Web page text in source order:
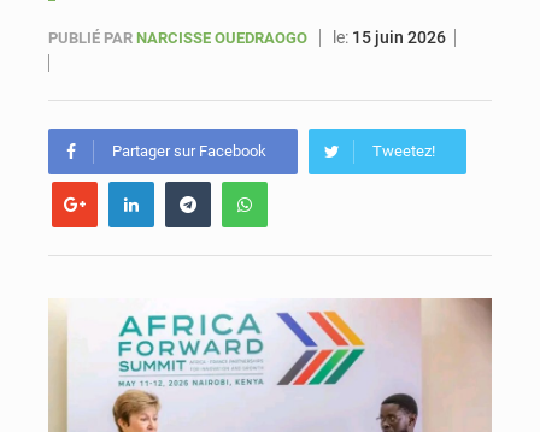
PUBLIÉ PAR NARCISSE OUEDRAOGO le: 15 juin 2026
Partager sur Facebook Tweetez!